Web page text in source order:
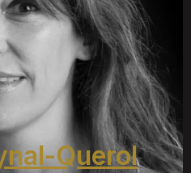
Querol